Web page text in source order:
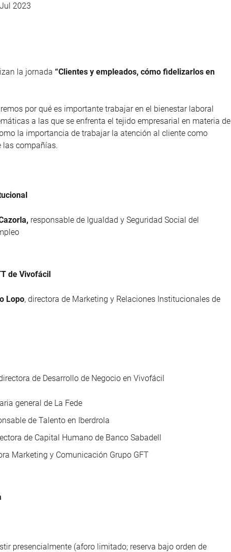
2023
la jornada “Clientes y empleados, cómo fidelizarlos en
por qué es importante trabajar en el bienestar laboral
a las que se enfrenta el tejido empresarial en materia de
la importancia de trabajar la atención al cliente como
las compañías.
responsable de Igualdad y Seguridad Social del
de Vivofácil
Lopo, directora de Marketing y Relaciones Institucionales de
de Desarrollo de Negocio en Vivofácil
general de La Fede
de Talento en Iberdrola
de Capital Humano de Banco Sabadell
Marketing y Comunicación Grupo GFT
presencialmente (aforo limitado; reserva bajo orden de